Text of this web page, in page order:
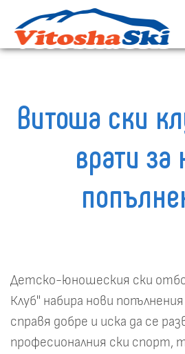
Витоша ски
врати за
Детско-юношеския ски
Клуб" набира нови
справя добре и иска да се
професионалния ски спорт,